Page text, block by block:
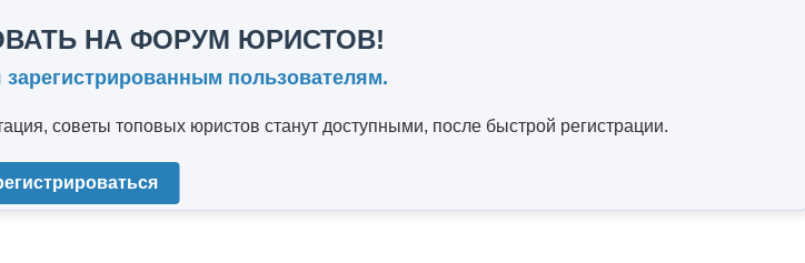
НА ФОРУМ ЮРИСТОВ!
пользователям.
советы топовых юристов станут доступными, после быстрой регистрации.